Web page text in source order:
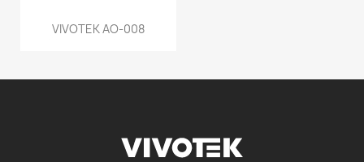
VIVOTEK AO-008